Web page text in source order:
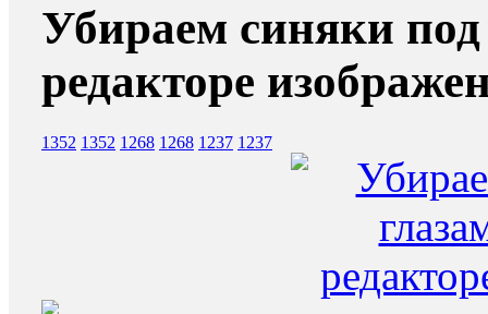
Убираем синяки
редакторе
1352 1352 1268 1268 1237 1237